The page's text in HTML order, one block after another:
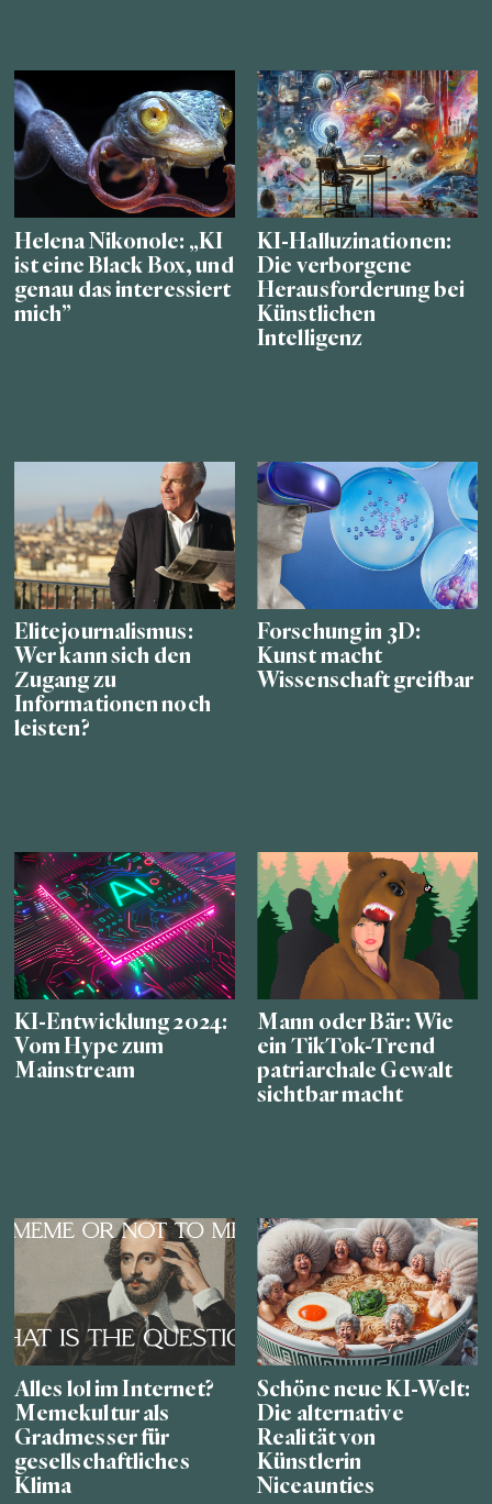
Helena Nikonole: „KI
ist eine Black Box, und
genau das interessiert
mich”
KI-Halluzinationen:
Die verborgene
Herausforderung bei
Künstlichen
Intelligenz
Elitejournalismus:
Wer kann sich den
Zugang zu
Informationen noch
leisten?
Forschung in 3D:
Kunst macht
Wissenschaft greifbar
KI-Entwicklung 2024:
Vom Hype zum
Mainstream
Mann oder Bär: Wie
ein TikTok-Trend
patriarchale Gewalt
sichtbar macht
Alles lol im Internet?
Memekultur als
Gradmesser für
gesellschaftliches
Klima
Schöne neue KI-Welt:
Die alternative
Realität von
Künstlerin
Niceaunties